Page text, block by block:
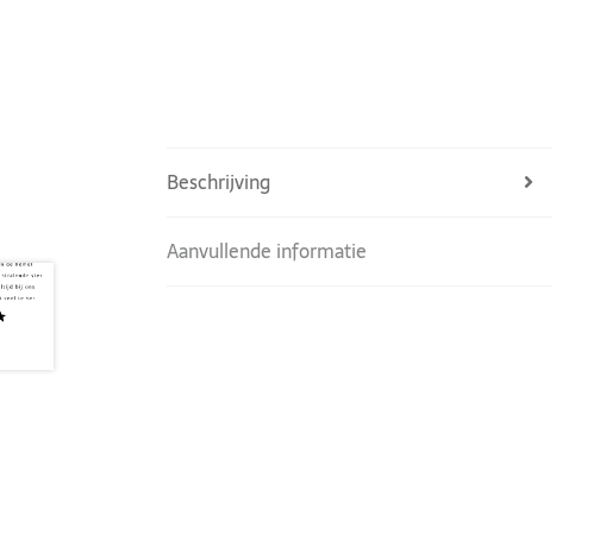
Beschrijving
Aanvullende informatie